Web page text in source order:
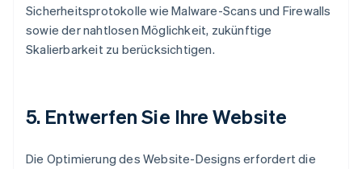
Sicherheitsprotokolle wie Malware-Scans und Firewalls
sowie der nahtlosen Möglichkeit, zukünftige
Skalierbarkeit zu berücksichtigen.
5. Entwerfen Sie Ihre Website
Die Optimierung des Website-Designs erfordert die